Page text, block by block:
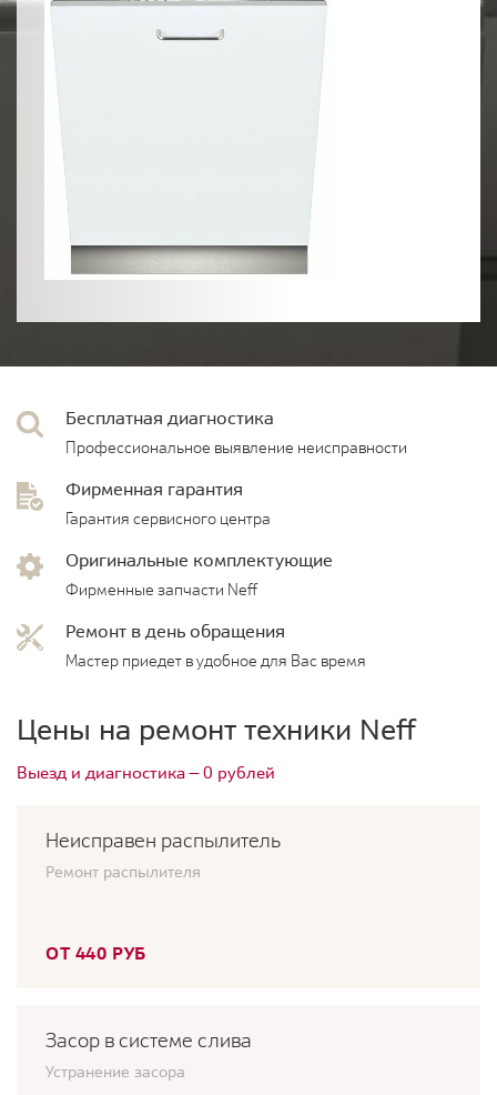
Бесплатная диагностика
Профессиональное выявление неисправности
Фирменная гарантия
Гарантия сервисного центра
Оригинальные комплектующие
Фирменные запчасти Neff
Ремонт в день обращения
Мастер приедет в удобное для Вас время
Цены на ремонт техники Neff
Выезд и диагностика — 0 рублей
Неисправен распылитель
Ремонт распылителя
ОТ 440 РУБ
Засор в системе слива
Устранение засора